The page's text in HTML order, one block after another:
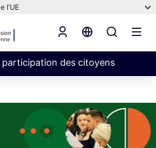
l’UE
participation des citoyens